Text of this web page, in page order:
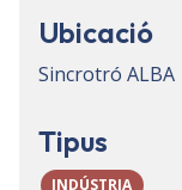
Ubicació
Sincrotró ALBA
Tipus
INDÚSTRIA